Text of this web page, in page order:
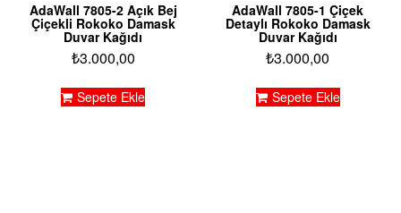
AdaWall 7805-2 Açık Bej
Çiçekli Rokoko Damask
Duvar Kağıdı
₺3.000,00
Sepete Ekle
AdaWall 7805-1 Çiçek
Detaylı Rokoko Damask
Duvar Kağıdı
₺3.000,00
Sepete Ekle